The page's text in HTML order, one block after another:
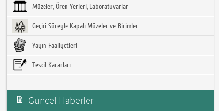
Müzeler, Ören Yerleri, Laboratuvarlar
Geçici Süreyle Kapalı Müzeler ve Birimler
Yayın Faaliyetleri
Tescil Kararları
Güncel Haberler